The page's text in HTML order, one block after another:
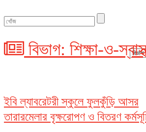
বিভাগ: শিক্ষা-ও-
ইবি ল্যাবরেটরী স্কুলে ফুলকুঁড়ি আসর
তারারমেলার বৃক্ষরোপণ ও বিতরণ